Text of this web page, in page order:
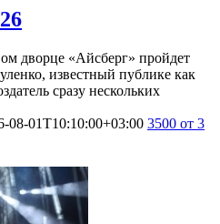
дворце «Айсберг» пройдет
известный публике как
сразу нескольких
08-01T10:10:00+03:00 3500 от 3